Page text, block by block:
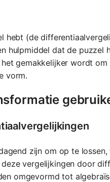
hebt (de
hulpmiddel dat de puzzel
gemakkelijker wordt
vorm.
zijn om op te
vergelijkingen door
omgevormd tot